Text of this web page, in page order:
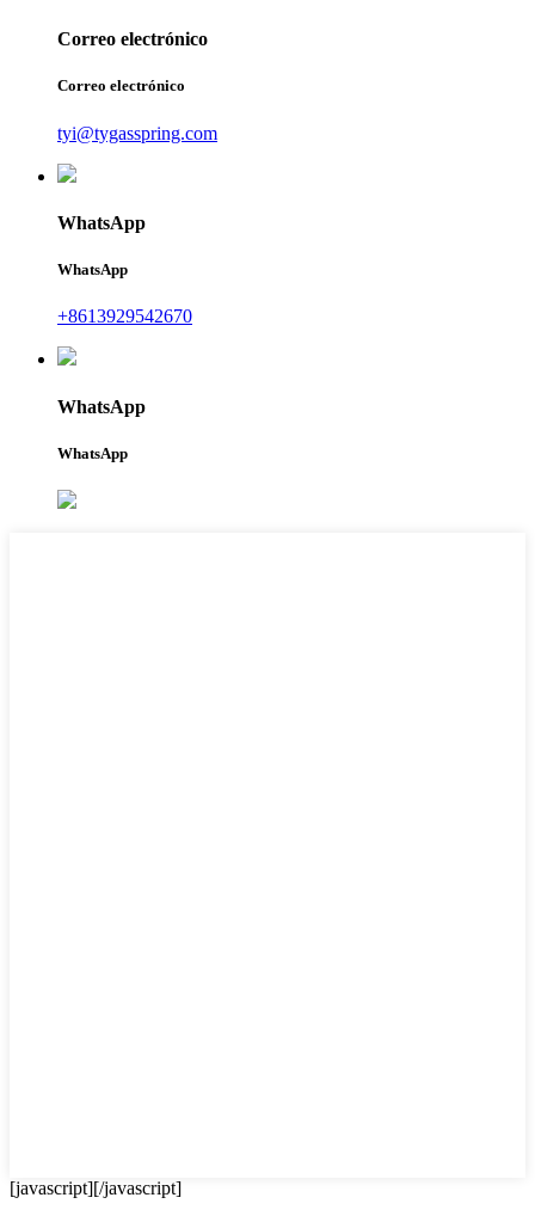
Correo electrónico
Correo electrónico
tyi@tygasspring.com
WhatsApp
WhatsApp
+8613929542670
WhatsApp
WhatsApp
[javascript][/javascript]